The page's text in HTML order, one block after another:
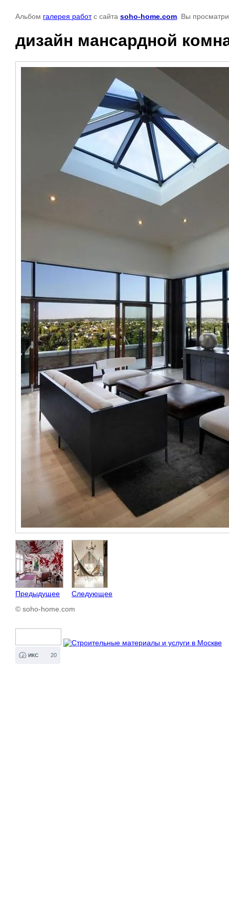
Альбом галерея работс сайта soho-home.com . Вы
дизайн мансардной
Предыдущее
Следующее
© soho-home.com
ИКС 20